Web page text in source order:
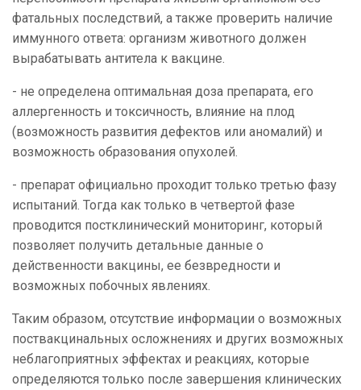
фатальных последствий, а также проверить наличие
иммунного ответа: организм животного должен
вырабатывать антитела к вакцине.
- не определена оптимальная доза препарата, его
аллергенность и токсичность, влияние на плод
(возможность развития дефектов или аномалий) и
возможность образования опухолей.
- препарат официально проходит только третью фазу
испытаний. Тогда как только в четвертой фазе
проводится постклинический мониторинг, который
позволяет получить детальные данные о
действенности вакцины, ее безвредности и
возможных побочных явлениях.
Таким образом, отсутствие информации о возможных
поствакцинальных осложнениях и других возможных
неблагоприятных эффектах и реакциях, которые
определяются только после завершения клинических